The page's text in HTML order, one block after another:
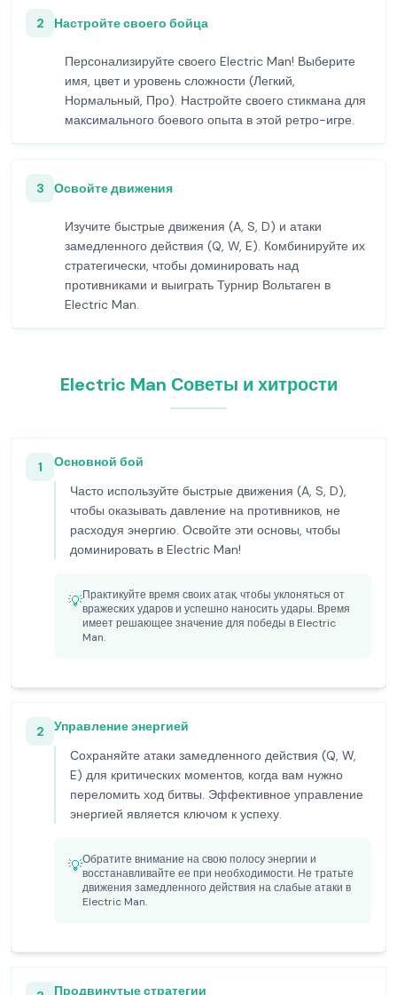
2 Настройте своего бойца
Персонализируйте своего Electric Man! Выберите
имя, цвет и уровень сложности (Легкий,
Нормальный, Про). Настройте своего стикмана для
максимального боевого опыта в этой ретро-игре.
3 Освойте движения
Изучите быстрые движения (A, S, D) и атаки
замедленного действия (Q, W, E). Комбинируйте их
стратегически, чтобы доминировать над
противниками и выиграть Турнир Вольтаген в
Electric Man.
Electric Man Советы и хитрости
1
Основной бой
Часто используйте быстрые движения (A, S, D),
чтобы оказывать давление на противников, не
расходуя энергию. Освойте эти основы, чтобы
доминировать в Electric Man!
💡Практикуйте время своих атак, чтобы уклоняться от
вражеских ударов и успешно наносить удары. Время
имеет решающее значение для победы в Electric
Man.
2
Управление энергией
Сохраняйте атаки замедленного действия (Q, W,
E) для критических моментов, когда вам нужно
переломить ход битвы. Эффективное управление
энергией является ключом к успеху.
💡Обратите внимание на свою полосу энергии и
восстанавливайте ее при необходимости. Не тратьте
движения замедленного действия на слабые атаки в
Electric Man.
Продвинутые стратегии